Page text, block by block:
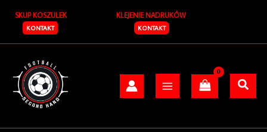
treści
SKUP KOSZULEK
KONTAKT
KLEJENIE NADRUKÓW
KONTAKT
u
według
najnowszych